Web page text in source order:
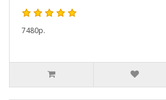
7480р.